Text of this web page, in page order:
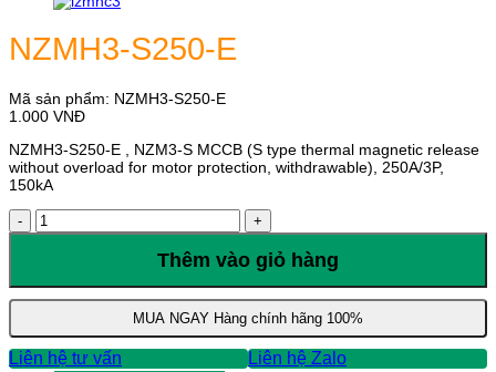
NZMH3-S250-E
Mã sản phẩm: NZMH3-S250-E
1.000 VNĐ
NZMH3-S250-E , NZM3-S MCCB (S type thermal magnetic release
without overload for motor protection, withdrawable), 250A/3P,
150kA
NZMH3-
S250-
lượng
Thêm vào giỏ hàng
MUA NGAY Hàng chính hãng 100%
Liên hệ tư vấn Liên hệ Zalo